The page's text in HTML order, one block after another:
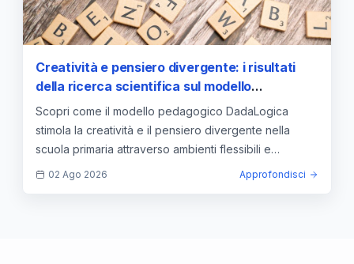
Creatività e pensiero divergente: i risultati
della ricerca scientifica sul modello
DadaLogica nella scuola primaria
Scopri come il modello pedagogico DadaLogica
stimola la creatività e il pensiero divergente nella
scuola primaria attraverso ambienti flessibili e
movimento.
02 Ago 2026 Approfondisci